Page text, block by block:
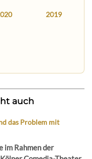
2019
auch
das Problem mit
im Rahmen der